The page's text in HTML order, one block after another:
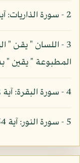
2 - سورة الذاريات: آية 51.
3 - اللسان " يقن "
المطبوعة " يقين "
4 - سورة البقرة: آية 272.
5 - سورة النور: آية 54.